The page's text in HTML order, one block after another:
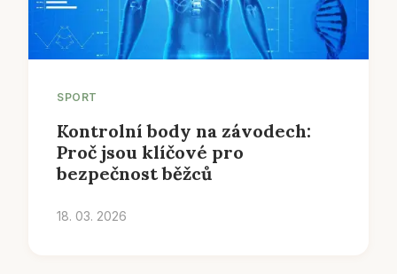
SPORT
Kontrolní body na závodech:
Proč jsou klíčové pro
bezpečnost běžců
18. 03. 2026